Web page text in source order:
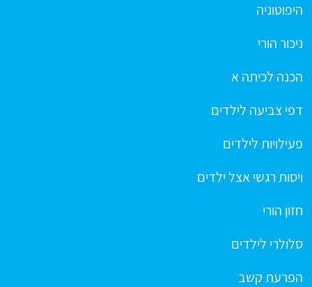
היפוטוניה
ניכור הורי
הכנה לכיתה א
דפי צביעה לילדים
פעילויות לילדים
ויסות רגשי אצל ילדים
חזון הורי
סלולרי לילדים
הפרעת קשב